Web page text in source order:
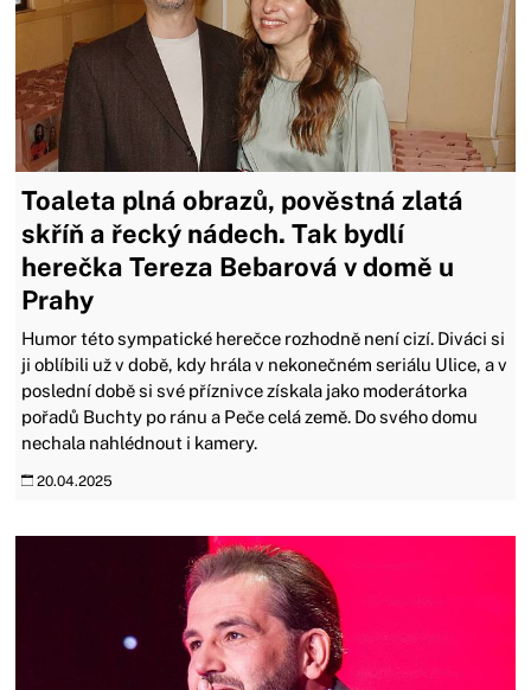
Toaleta plná obrazů, pověstná zlatá
skříň a řecký nádech. Tak bydlí
herečka Tereza Bebarová v domě u
Prahy
Humor této sympatické herečce rozhodně není cizí. Diváci si
ji oblíbili už v době, kdy hrála v nekonečném seriálu Ulice, a v
poslední době si své příznivce získala jako moderátorka
pořadů Buchty po ránu a Peče celá země. Do svého domu
nechala nahlédnout i kamery.
20.04.2025